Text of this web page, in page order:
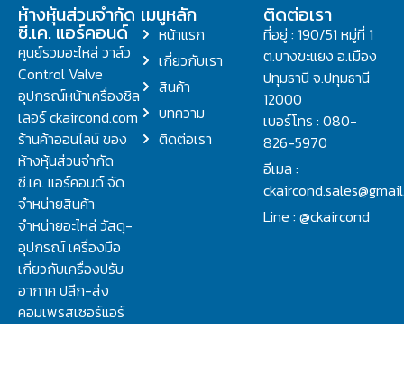
ห้างหุ้นส่วนจำกัด
ซี.เค. แอร์คอนด์
ศูนย์รวมอะไหล่ วาล์ว
Control Valve
อุปกรณ์หน้าเครื่องชิล
เลอร์ ckaircond.com
ร้านค้าออนไลน์ ของ
ห้างหุ้นส่วนจำกัด
ซี.เค. แอร์คอนด์ จัด
จำหน่ายสินค้า
จำหน่ายอะไหล่ วัสดุ-
อุปกรณ์ เครื่องมือ
เกี่ยวกับเครื่องปรับ
อากาศ ปลีก-ส่ง
คอมเพรสเซอร์แอร์
เมนูหลัก
หน้าแรก
เกี่ยวกับเรา
สินค้า
บทความ
ติดต่อเรา
ติดต่อเรา
ที่อยู่ : 190/51 หมู่ที่ 1
ต.บางขะแยง อ.เมือง
ปทุมธานี จ.ปทุมธานี
12000
เบอร์โทร : 080-
826-5970
อีเมล :
Line : @ckaircond